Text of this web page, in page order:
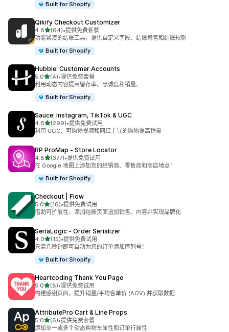
Built for Shopify
Qikify Checkout Customizer
4.8星（满分 5 星）
(64)
总共 64 条评论
•提供免费套餐
功能紧凑的结账工具，提供自定义字段、结账增售和结账规则
Built for Shopify
Hubble: Customer Accounts
5.0星（满分 5 星）
(4)
总共 4 条评论
•提供免费套餐
利用动态内容提高留存率、忠诚度和销量。
Built for Shopify
Sauce: Instagram, TikTok & UGC
4.6星（满分 5 星）
(299)
总共 299 条评论
•提供免费试用
利用 UGC、可购物视频和网红主导的购物提高销量
RP ProMap ‑ Store Locator
4.8星（满分 5 星）
(377)
总共 377 条评论
•提供免费试用
在 Google 地图上添加您的经销商、零售商和商店地点！
Built for Shopify
Checkout | Flow
5.0星（满分 5 星）
(16)
总共 16 条评论
•提供免费试用
借助可扩展性，添加结账页面追加销售、内容并实现品牌化
SeriaLogic ‑ Order Serializer
4.0星（满分 5 星）
(15)
总共 15 条评论
•提供免费试用
只需几秒钟即可自动为您的订单添加序列号！
Built for Shopify
Heartcoding Thank You Page
5.0星（满分 5 星）
(8)
总共 8 条评论
•提供免费试用
构建感谢页面，提升销量/平均客单价 (AOV) 并获取数据
AttributePro Cart & Line Props
5.0星（满分 5 星）
(6)
总共 6 条评论
•提供免费套餐
添加单一或多个动态购物车属性和订单行属性